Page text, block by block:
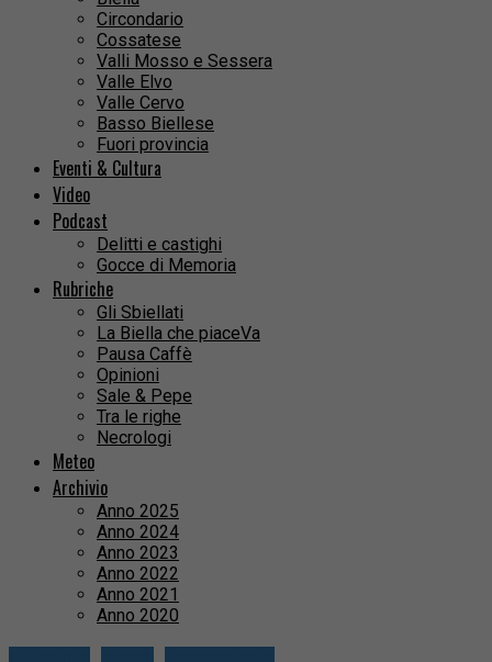
Circondario
Cossatese
Valli Mosso e Sessera
Valle Elvo
Valle Cervo
Basso Biellese
Fuori provincia
Eventi & Cultura
Video
Podcast
Delitti e castighi
Gocce di Memoria
Rubriche
Gli Sbiellati
La Biella che piaceVa
Pausa Caffè
Opinioni
Sale & Pepe
Tra le righe
Necrologi
Meteo
Archivio
Anno 2025
Anno 2024
Anno 2023
Anno 2022
Anno 2021
Anno 2020